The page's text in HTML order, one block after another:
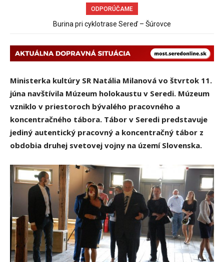
ODPORÚČAME
Od dnešnej polnoci môžu cez uzatvorený most ponad železnicu
Ministerka kultúry SR Natália Milanová vo štvrtok 11.
júna navštívila Múzeum holokaustu v Seredi. Múzeum
vzniklo v priestoroch bývalého pracovného a
koncentračného tábora. Tábor v Seredi predstavuje
jediný autentický pracovný a koncentračný tábor z
obdobia druhej svetovej vojny na území Slovenska.